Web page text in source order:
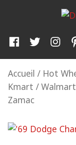
Une passion, un
FacebookTwitter
Accueil / Hot
Kmart / Walmart
Zamac